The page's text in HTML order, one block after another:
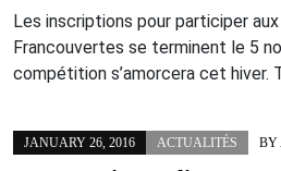
Les inscriptions pour participer
Francouvertes se terminent le 5
compétition s’amorcera cet hiver.
JANUARY 26, 2016 ACTUALITÉS BY